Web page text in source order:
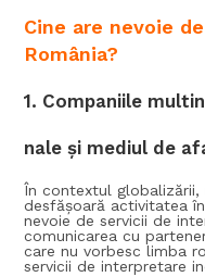
Cine are nevoie
România?
1. Companiile
nale și mediul de
În contextul
desfășoară activitatea
nevoie de servicii de
comunicarea cu
care nu vorbesc limba
servicii de interpretare